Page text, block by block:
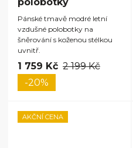
Pánské tmavě modré letní
vzdušné polobotky na
šněrování s koženou stélkou
uvnitř.
1 759 Kč 2 199 Kč
-20%
AKČNÍ CENA